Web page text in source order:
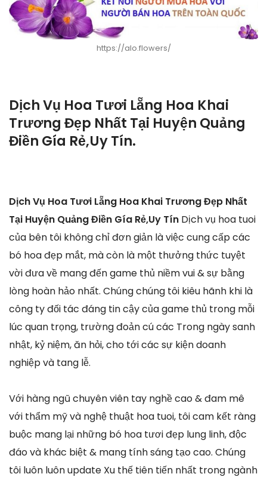
https://alo.flowers/
Dịch Vụ Hoa Tươi Lẵng Hoa Khai
Trương Đẹp Nhất Tại Huyện Quảng
Điền Gía Rẻ,Uy Tín.
Dịch Vụ Hoa Tươi Lẵng Hoa Khai Trương Đẹp Nhất
Tại Huyện Quảng Điền Gía Rẻ,Uy Tín Dịch vụ hoa tuoi
của bên tôi không chỉ đơn giản là việc cung cấp các
bó hoa đẹp mắt, mà còn là một thưởng thức tuyệt
vời đưa về mang đến game thủ niềm vui & sự bằng
lòng hoàn hảo nhất. Chúng chúng tôi kiêu hãnh khi là
công ty đối tác đáng tin cậy của game thủ trong mỗi
lúc quan trọng, trường đoản cú các Trong ngày sanh
nhật, kỷ niệm, ăn hỏi, cho tới các sự kiện doanh
nghiệp và tang lễ.
Với hàng ngũ chuyên viên tay nghề cao & đam mê
với thẩm mỹ và nghệ thuật hoa tuoi, tôi cam kết ràng
buộc mang lại những bó hoa tươi đẹp lung linh, độc
đáo và khác biệt & mang tính sáng tạo cao. Chúng
tôi luôn luôn update Xu thế tiên tiến nhất trong ngành